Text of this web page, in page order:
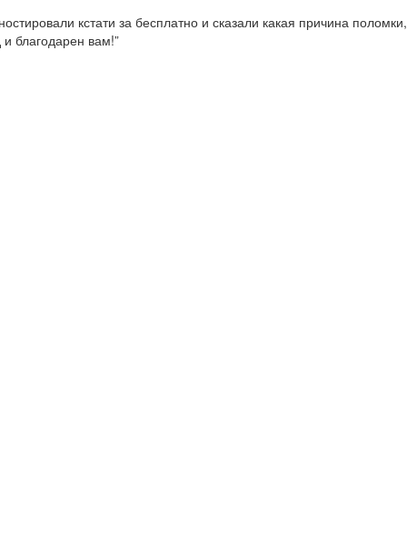
кстати за бесплатно и сказали какая причина поломки,
благодарен вам!”